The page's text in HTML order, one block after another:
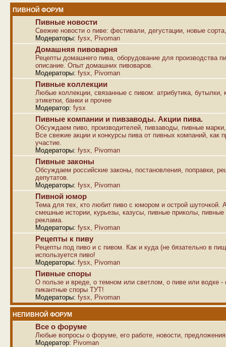
ПИВНОЙ ФОРУМ
Пивные новости
Свежие новости о пиве: фестивали, дегустации, новые
Модераторы: fysx Pivoman
Домашняя пивоварня
Рецепты домашнего пива, оборудование для производства
описание. Опыт домашних пивоваров.
Модераторы: fysx Pivoman
Пивные коллекции
Любые коллекции, связанные с пивом: атрибутика, бутылки,
этикетки, банки и прочее
Модератор: fysx
Пивные компании и пивзаводы. Акции пива.
Обсуждаем пиво, производителей, пивзаводы, пивные
Все свежие акции и конкурсы пива от пивных компаний, как
участие.
Модераторы: fysx Pivoman
Пивные законы
Обсуждаем российские законы, постановления, поправки,
депутатов.
Модераторы: fysx Pivoman
Пивной юмор
Тема для тех, кто любит пиво с юмором и острой шуточкой.
смешные истории, курьезы, казусы, пивные приколы,
реклама.
Модераторы: fysx Pivoman
Рецепты к пиву
Рецепты под пиво и с пивом. Как и куда (не бязательно в
используется пиво!
Модераторы: fysx Pivoman
Пивные споры
О пользе и вреде, о темном или светлом, о пиве или водке -
пикантные споры ТУТ!
Модераторы: fysx Pivoman
НЕПИВНОЙ ФОРУМ
Все о форуме
Любые вопросы о форуме, его работе, новости,
Модератор: Pivoman